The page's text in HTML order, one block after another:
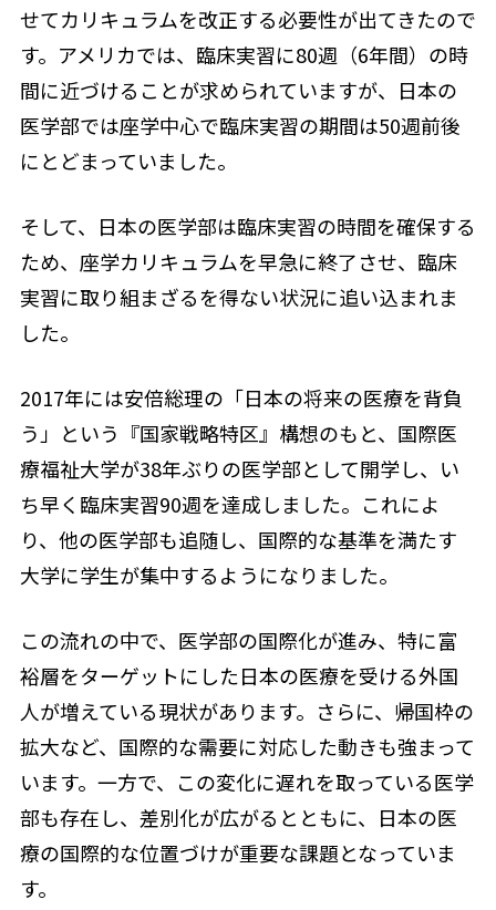
せてカリキュラムを改正する必要性が出てきたので
す。アメリカでは、臨床実習に80週（6年間）の時
間に近づけることが求められていますが、日本の
医学部では座学中心で臨床実習の期間は50週前後
にとどまっていました。
そして、日本の医学部は臨床実習の時間を確保する
ため、座学カリキュラムを早急に終了させ、臨床
実習に取り組まざるを得ない状況に追い込まれま
した。
2017年には安倍総理の「日本の将来の医療を背負
う」という『国家戦略特区』構想のもと、国際医
療福祉大学が38年ぶりの医学部として開学し、い
ち早く臨床実習90週を達成しました。これによ
り、他の医学部も追随し、国際的な基準を満たす
大学に学生が集中するようになりました。
この流れの中で、医学部の国際化が進み、特に富
裕層をターゲットにした日本の医療を受ける外国
人が増えている現状があります。さらに、帰国枠の
拡大など、国際的な需要に対応した動きも強まって
います。一方で、この変化に遅れを取っている医学
部も存在し、差別化が広がるとともに、日本の医
療の国際的な位置づけが重要な課題となっていま
す。